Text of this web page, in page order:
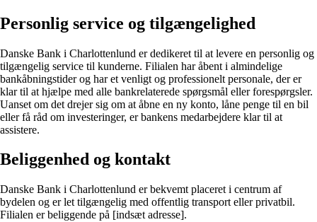
Personlig service og tilgængelighed
Danske Bank i Charlottenlund er dedikeret til at levere en personlig og
tilgængelig service til kunderne. Filialen har åbent i almindelige
bankåbningstider og har et venligt og professionelt personale, der er
klar til at hjælpe med alle bankrelaterede spørgsmål eller forespørgsler.
Uanset om det drejer sig om at åbne en ny konto, låne penge til en bil
eller få råd om investeringer, er bankens medarbejdere klar til at
assistere.
Beliggenhed og kontakt
Danske Bank i Charlottenlund er bekvemt placeret i centrum af
bydelen og er let tilgængelig med offentlig transport eller privatbil.
Filialen er beliggende på [indsæt adresse].